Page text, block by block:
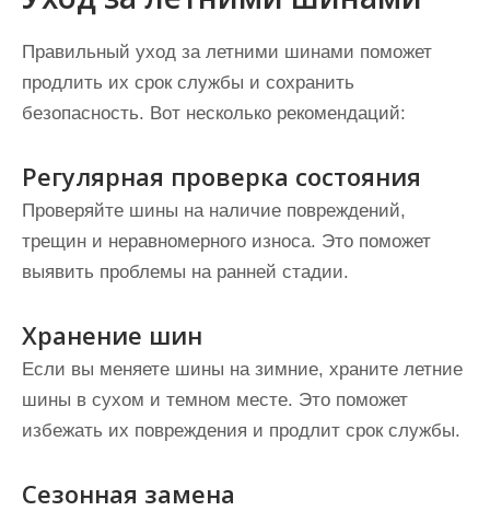
Правильный уход за летними шинами поможет
продлить их срок службы и сохранить
безопасность. Вот несколько рекомендаций:
Регулярная проверка состояния
Проверяйте шины на наличие повреждений,
трещин и неравномерного износа. Это поможет
выявить проблемы на ранней стадии.
Хранение шин
Если вы меняете шины на зимние, храните летние
шины в сухом и темном месте. Это поможет
избежать их повреждения и продлит срок службы.
Сезонная замена